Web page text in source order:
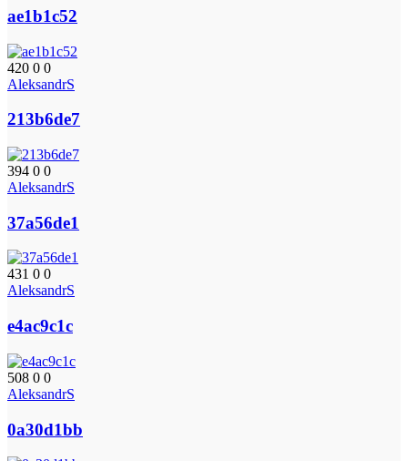
ae1b1c52
420 0 0
AleksandrS
213b6de7
394 0 0
AleksandrS
37a56de1
431 0 0
AleksandrS
e4ac9c1c
508 0 0
AleksandrS
0a30d1bb